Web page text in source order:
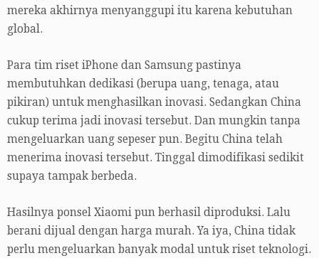
mereka akhirnya menyanggupi itu karena kebutuhan
global.
Para tim riset iPhone dan Samsung pastinya
membutuhkan dedikasi (berupa uang, tenaga, atau
pikiran) untuk menghasilkan inovasi. Sedangkan China
cukup terima jadi inovasi tersebut. Dan mungkin tanpa
mengeluarkan uang sepeser pun. Begitu China telah
menerima inovasi tersebut. Tinggal dimodifikasi sedikit
supaya tampak berbeda.
Hasilnya ponsel Xiaomi pun berhasil diproduksi. Lalu
berani dijual dengan harga murah. Ya iya, China tidak
perlu mengeluarkan banyak modal untuk riset teknologi.